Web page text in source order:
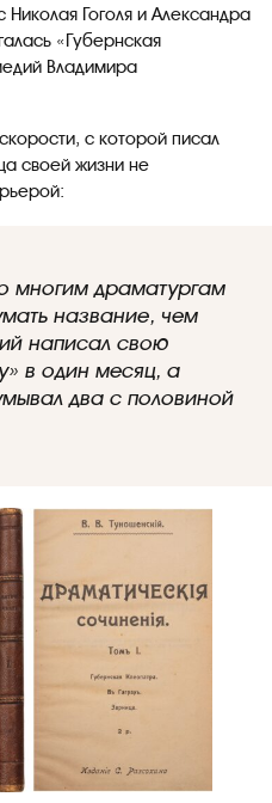
Гоголя и Александра
«Губернская
Владимира
с которой писал
своей жизни не
многим драматургам
название, чем
написал свою
в один месяц, a
два с половиной